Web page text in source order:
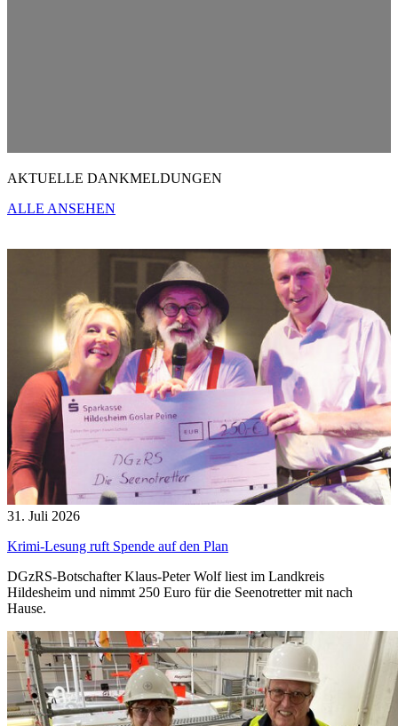
AKTUELLE DANKMELDUNGEN
ALLE ANSEHEN
31. Juli 2026
Krimi-Lesung ruft Spende auf den Plan
DGzRS-Botschafter Klaus-Peter Wolf liest im Landkreis
Hildesheim und nimmt 250 Euro für die Seenotretter mit nach
Hause.